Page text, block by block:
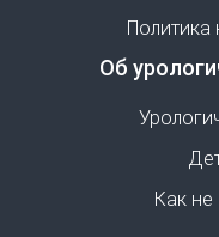
Политика
Об
Как не